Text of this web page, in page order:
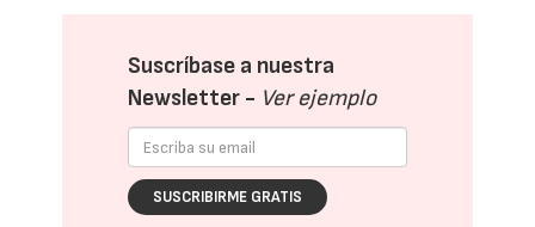
Suscríbase a nuestra
Newsletter - Ver ejemplo
SUSCRIBIRME GRATIS